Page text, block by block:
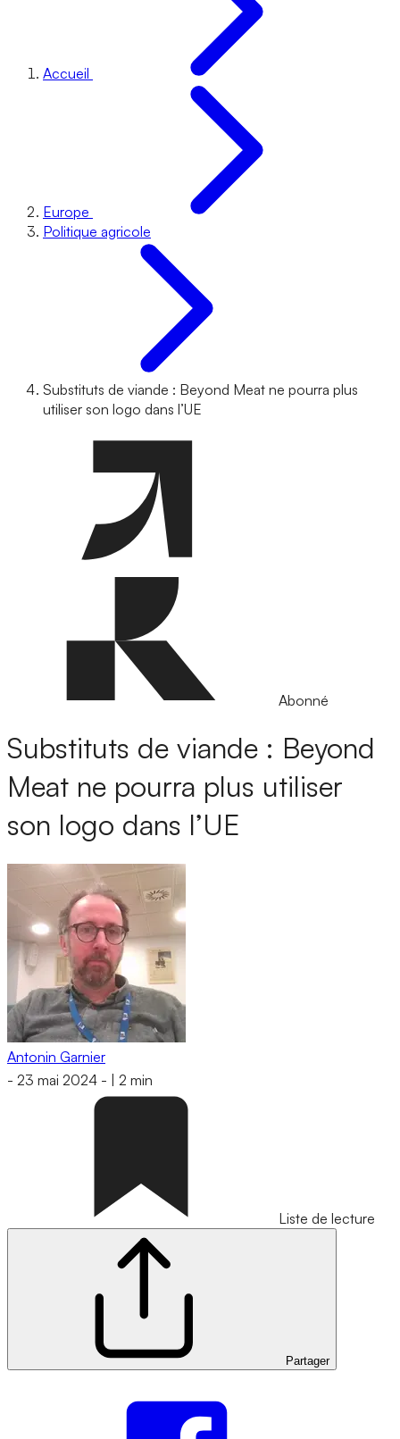
Accueil
Europe
Politique agricole
Substituts de viande : Beyond Meat ne pourra plus
utiliser son logo dans l’UE
Abonné
Substituts de viande : Beyond
Meat ne pourra plus utiliser
son logo dans l’UE
Antonin Garnier
- 23 mai 2024 - 2 min
Liste de lecture
Partager